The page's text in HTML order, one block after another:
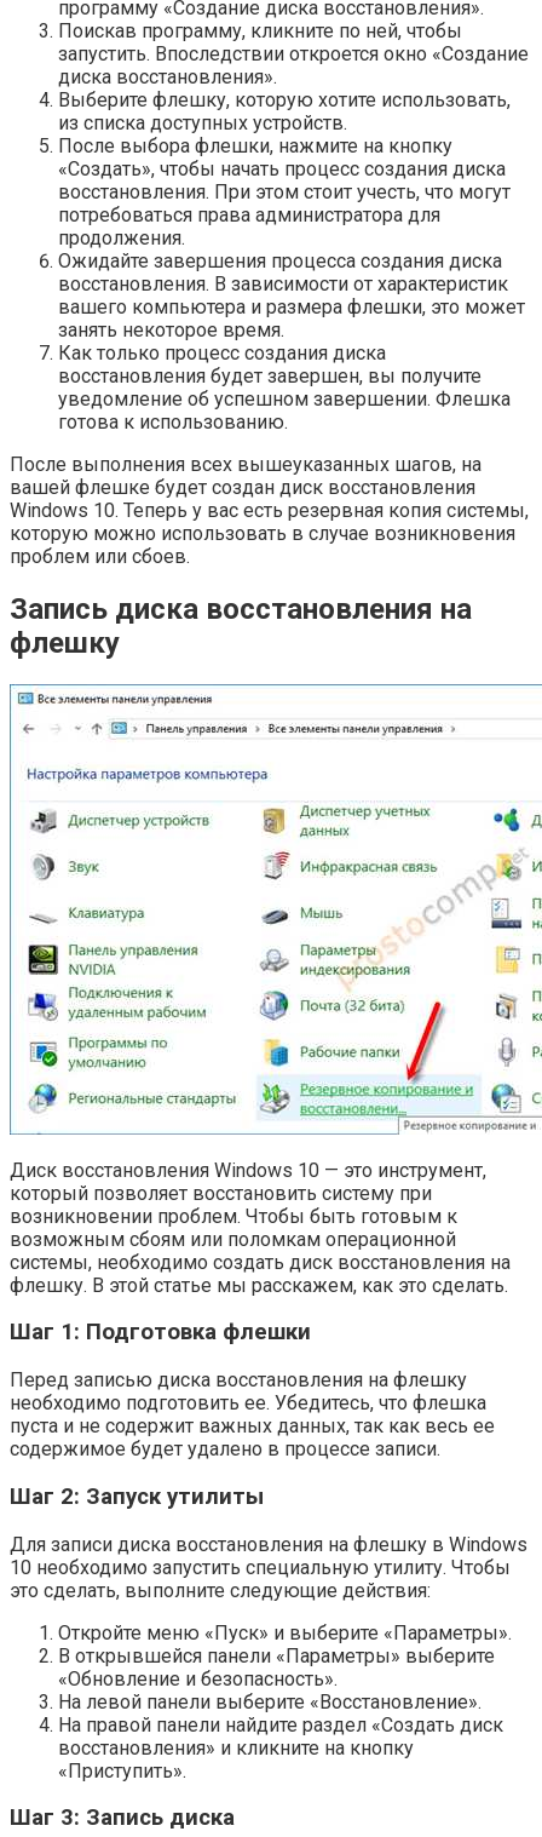
программу «Создание диска восстановления».
Поискав программу, кликните по ней, чтобы
запустить. Впоследствии откроется окно «Создание
диска восстановления».
Выберите флешку, которую хотите использовать,
из списка доступных устройств.
После выбора флешки, нажмите на кнопку
«Создать», чтобы начать процесс создания диска
восстановления. При этом стоит учесть, что могут
потребоваться права администратора для
продолжения.
Ожидайте завершения процесса создания диска
восстановления. В зависимости от характеристик
вашего компьютера и размера флешки, это может
занять некоторое время.
Как только процесс создания диска
восстановления будет завершен, вы получите
уведомление об успешном завершении. Флешка
готова к использованию.
После выполнения всех вышеуказанных шагов, на
вашей флешке будет создан диск восстановления
Windows 10. Теперь у вас есть резервная копия системы,
которую можно использовать в случае возникновения
проблем или сбоев.
Запись диска восстановления на
флешку
Диск восстановления Windows 10 — это инструмент,
который позволяет восстановить систему при
возникновении проблем. Чтобы быть готовым к
возможным сбоям или поломкам операционной
системы, необходимо создать диск восстановления на
флешку. В этой статье мы расскажем, как это сделать.
Шаг 1: Подготовка флешки
Перед записью диска восстановления на флешку
необходимо подготовить ее. Убедитесь, что флешка
пуста и не содержит важных данных, так как весь ее
содержимое будет удалено в процессе записи.
Шаг 2: Запуск утилиты
Для записи диска восстановления на флешку в Windows
10 необходимо запустить специальную утилиту. Чтобы
это сделать, выполните следующие действия:
Откройте меню «Пуск» и выберите «Параметры».
В открывшейся панели «Параметры» выберите
«Обновление и безопасность».
На левой панели выберите «Восстановление».
На правой панели найдите раздел «Создать диск
восстановления» и кликните на кнопку
«Приступить».
Шаг 3: Запись диска